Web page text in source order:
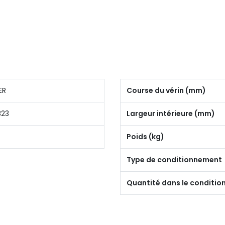
Course du vérin (mm)
Largeur intérieure (mm)
Poids (kg)
Type de conditionnement
Quantité dans le